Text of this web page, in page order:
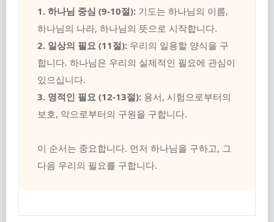
1. 하나님 중심 (9-10절): 기도는 하나님의 이름,
하나님의 나라, 하나님의 뜻으로 시작합니다.
2. 일상의 필요 (11절): 우리의 일용할 양식을 구
합니다. 하나님은 우리의 실제적인 필요에 관심이
있으십니다.
3. 영적인 필요 (12-13절): 용서, 시험으로부터의
보호, 악으로부터의 구원을 구합니다.
이 순서는 중요합니다. 먼저 하나님을 구하고, 그
다음 우리의 필요를 구합니다.